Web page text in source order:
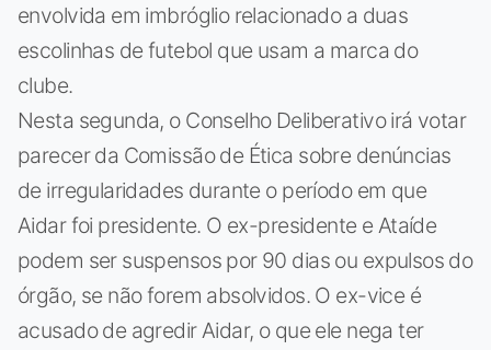
envolvida em imbróglio relacionado a duas
escolinhas de futebol que usam a marca do
clube.
Nesta segunda, o Conselho Deliberativo irá votar
parecer da Comissão de Ética sobre denúncias
de irregularidades durante o período em que
Aidar foi presidente. O ex-presidente e Ataíde
podem ser suspensos por 90 dias ou expulsos do
órgão, se não forem absolvidos. O ex-vice é
acusado de agredir Aidar, o que ele nega ter